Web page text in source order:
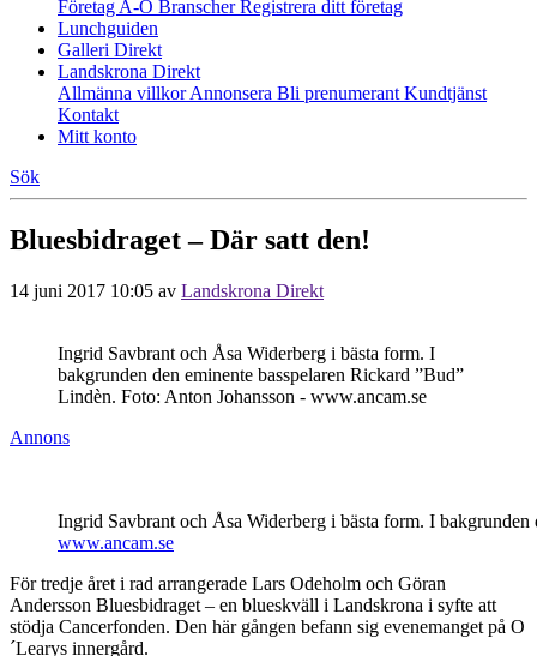
Företag A-Ö BranscherRegistrera ditt företag
Lunchguiden
Galleri Direkt
Landskrona Direkt
Allmänna villkorAnnonsera Bli prenumerant Kundtjänst
Kontakt
Mitt konto
Sök
Bluesbidraget – Där satt den!
14 juni 2017 10:05 av Landskrona Direkt
Ingrid Savbrant och Åsa Widerberg i bästa form. I
bakgrunden den eminente basspelaren Rickard ”Bud”
Lindèn. Foto: Anton Johansson - www.ancam.se
Annons
Ingrid Savbrant och Åsa Widerberg i bästa form. I
www.ancam.se
För tredje året i rad arrangerade Lars Odeholm och Göran
Andersson Bluesbidraget – en blueskväll i Landskrona i syfte att
stödja Cancerfonden. Den här gången befann sig evenemanget på O
´Learys innergård.